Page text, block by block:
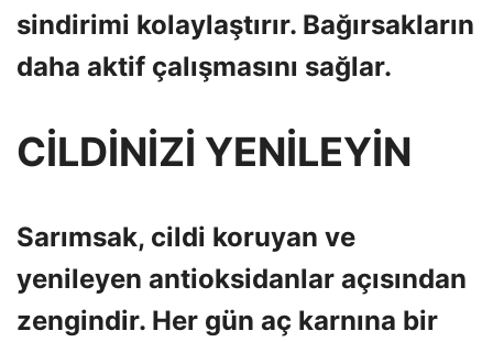
sindirimi kolaylaştırır. Bağırsakların
daha aktif çalışmasını sağlar.
CİLDİNİZİ YENİLEYİN
Sarımsak, cildi koruyan ve
yenileyen antioksidanlar açısından
zengindir. Her gün aç karnına bir